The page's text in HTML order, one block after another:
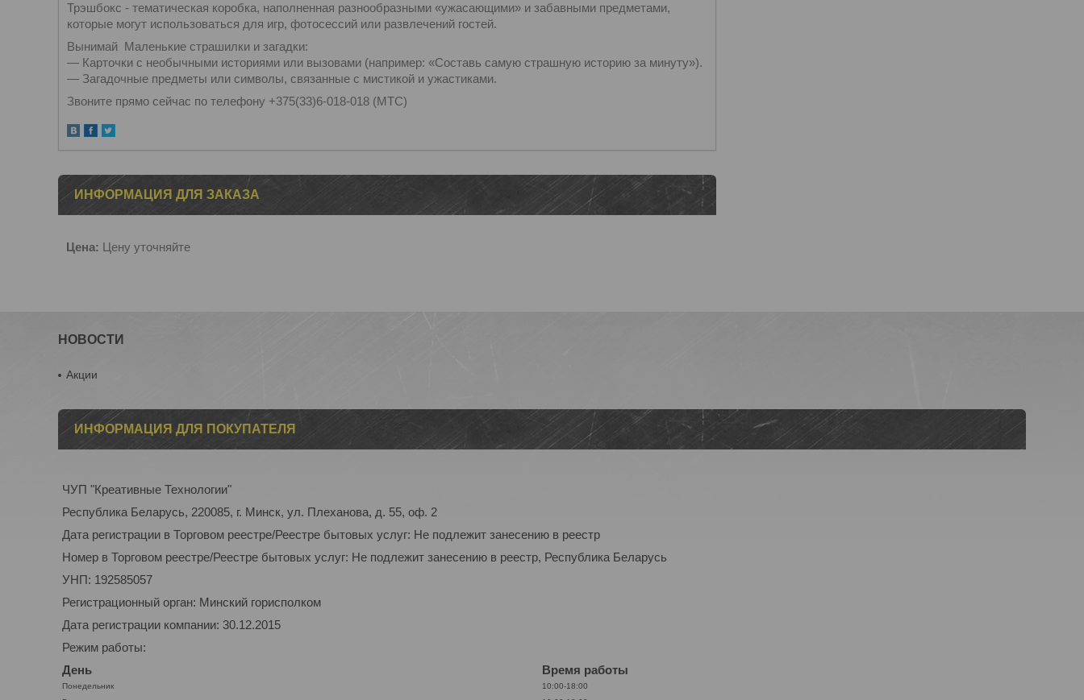
Трэшбокс - тематическая коробка, наполненная разнообразными «ужасающими» и забавными предметами,
которые могут использоваться для игр, фотосессий или развлечений гостей.
Вынимай Маленькие страшилки и загадки:
— Карточки с необычными историями или вызовами (например: «Составь самую страшную историю за минуту»).
— Загадочные предметы или символы, связанные с мистикой и ужастиками.
Звоните прямо сейчас по телефону +375(33)6-018-018 (МТС)
ИНФОРМАЦИЯ ДЛЯ ЗАКАЗА
Цена: Цену уточняйте
НОВОСТИ
Акции
ИНФОРМАЦИЯ ДЛЯ ПОКУПАТЕЛЯ
ЧУП "Креативные Технологии"
Республика Беларусь, 220085, г. Минск, ул. Плеханова, д. 55, оф. 2
Дата регистрации в Торговом реестре/Реестре бытовых услуг: Не подлежит занесению в реестр
Номер в Торговом реестре/Реестре бытовых услуг: Не подлежит занесению в реестр, Республика Беларусь
УНП: 192585057
Регистрационный орган: Минский горисполком
Дата регистрации компании: 30.12.2015
Режим работы:
День
Время работы
Понедельник
10:00-18:00